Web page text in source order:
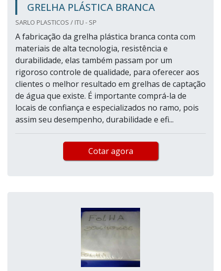
GRELHA PLÁSTICA BRANCA
SARLO PLASTICOS / ITU - SP
A fabricação da grelha plástica branca conta com
materiais de alta tecnologia, resistência e
durabilidade, elas também passam por um
rigoroso controle de qualidade, para oferecer aos
clientes o melhor resultado em grelhas de captação
de água que existe. É importante comprá-la de
locais de confiança e especializados no ramo, pois
assim seu desempenho, durabilidade e efi...
Cotar agora